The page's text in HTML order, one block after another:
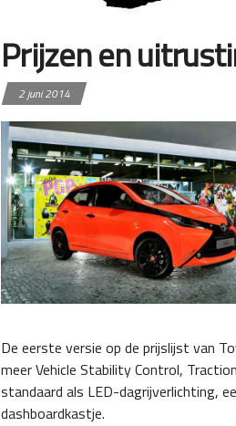
Prijzen en
2 juni 2014
De eerste versie op de prijslijst van
meer Vehicle Stability Control,
standaard als LED-dagrijverlichting,
dashboardkastje.